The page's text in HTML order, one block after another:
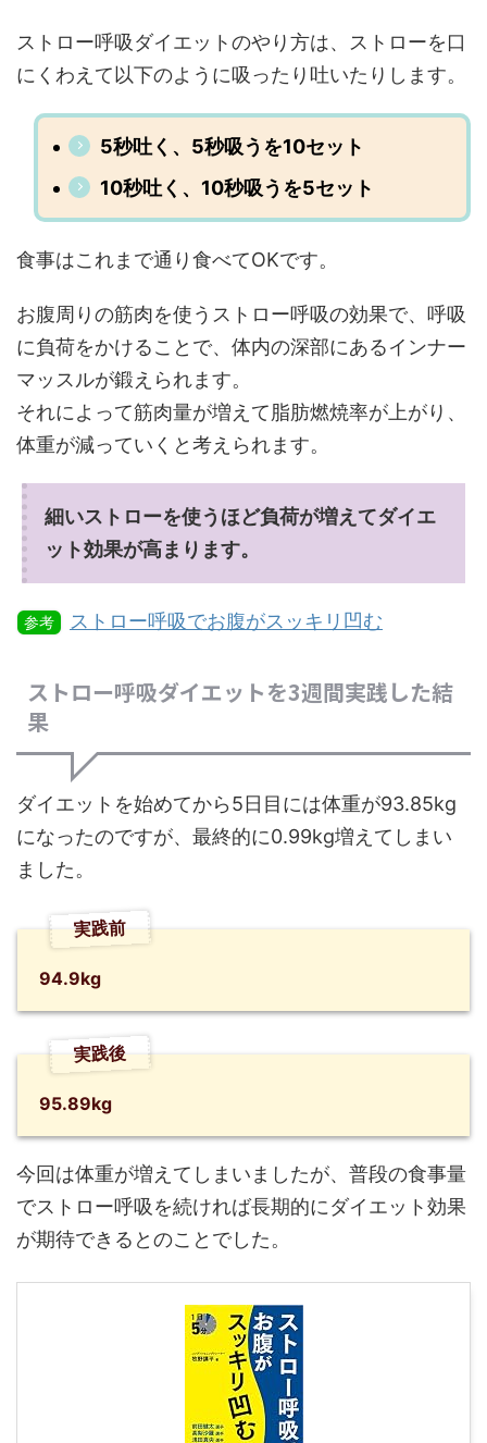
ストロー呼吸ダイエットのやり方は、ストローを口
にくわえて以下のように吸ったり吐いたりします。
5秒吐く、5秒吸うを10セット
10秒吐く、10秒吸うを5セット
食事はこれまで通り食べてOKです。
お腹周りの筋肉を使うストロー呼吸の効果で、呼吸
に負荷をかけることで、体内の深部にあるインナー
マッスルが鍛えられます。
それによって筋肉量が増えて脂肪燃焼率が上がり、
体重が減っていくと考えられます。
細いストローを使うほど負荷が増えてダイエ
ット効果が高まります。
参考 ストロー呼吸でお腹がスッキリ凹む
ストロー呼吸ダイエットを3週間実践した結
果
ダイエットを始めてから5日目には体重が93.85kg
になったのですが、最終的に0.99kg増えてしまい
ました。
実践前
94.9kg
実践後
95.89kg
今回は体重が増えてしまいましたが、普段の食事量
でストロー呼吸を続ければ長期的にダイエット効果
が期待できるとのことでした。